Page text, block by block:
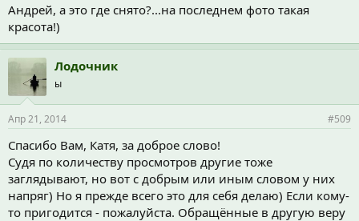
Андрей, а это где снято?...на последнем фото такая
красота!)
Лодочник
ы
Апр 21, 2014 #509
Спасибо Вам, Катя, за доброе слово!
Судя по количеству просмотров другие тоже
заглядывают, но вот с добрым или иным словом у них
напряг) Но я прежде всего это для себя делаю) Если кому-
то пригодится - пожалуйста. Обращённые в другую веру